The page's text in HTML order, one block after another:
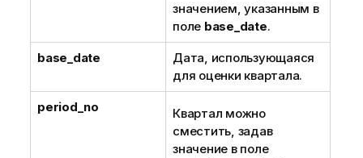
значением, указанным в
поле base_date.
base_date
Дата, использующаяся
для оценки квартала.
period_no
Квартал можно
сместить, задав
значение в поле